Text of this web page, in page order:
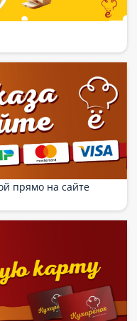
прямо на сайте